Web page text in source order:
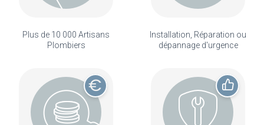
Plus de 10 000 Artisans
Plombiers
Installation, Réparation ou
dépannage d'urgence